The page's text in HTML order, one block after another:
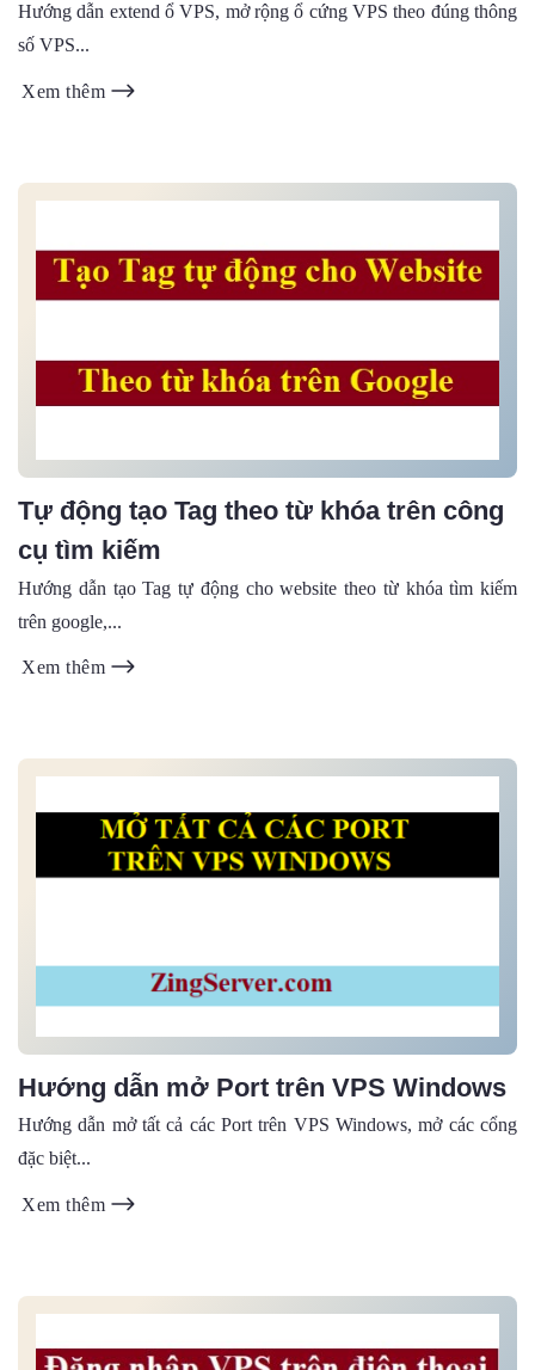
Hướng dẫn extend ổ VPS, mở rộng ổ cứng VPS theo đúng thông
số VPS...
Xem thêm
Tự động tạo Tag theo từ khóa trên công
cụ tìm kiếm
Hướng dẫn tạo Tag tự động cho website theo từ khóa tìm kiếm
trên google,...
Xem thêm
Hướng dẫn mở Port trên VPS Windows
Hướng dẫn mở tất cả các Port trên VPS Windows, mở các cổng
đặc biệt...
Xem thêm